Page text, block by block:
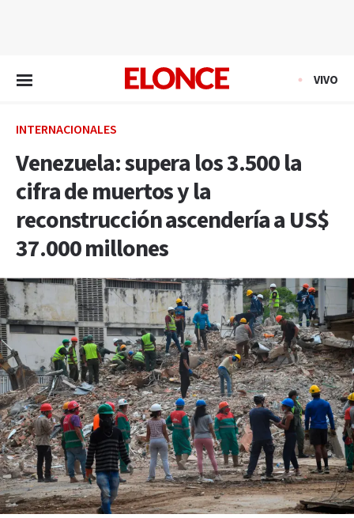
VIVO
INTERNACIONALES
Venezuela: supera los 3.500 la
cifra de muertos y la
reconstrucción ascendería a US$
37.000 millones